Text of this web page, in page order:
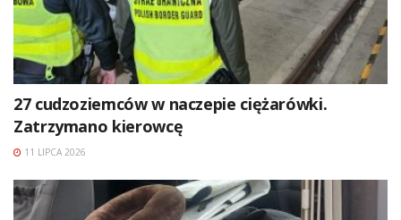
27 cudzoziemców w naczepie ciężarówki.
Zatrzymano kierowcę
11 LIPCA 2026